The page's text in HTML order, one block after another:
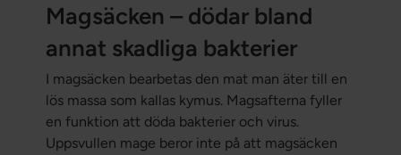
Magsäcken – dödar bland
annat skadliga bakterier
I magsäcken bearbetas den mat man äter till en
lös massa som kallas kymus. Magsafterna fyller
en funktion att döda bakterier och virus.
Uppsvullen mage beror inte på att magsäcken